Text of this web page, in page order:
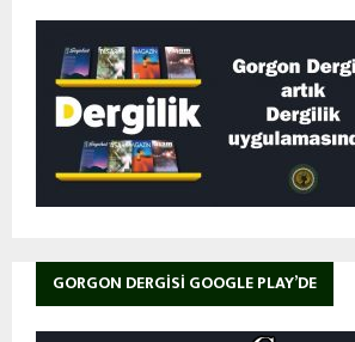
GORGON DERGISI GOOGLE PLAY’DE